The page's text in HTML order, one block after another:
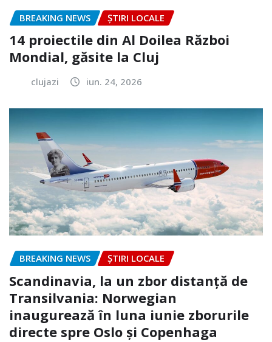
BREAKING NEWS ȘTIRI LOCALE
14 proiectile din Al Doilea Război
Mondial, găsite la Cluj
clujazi iun. 24, 2026
BREAKING NEWS ȘTIRI LOCALE
Scandinavia, la un zbor distanță de
Transilvania: Norwegian
inaugurează în luna iunie zborurile
directe spre Oslo și Copenhaga